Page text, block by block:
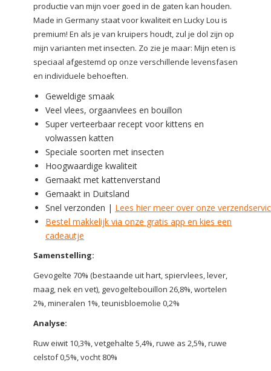
productie van mijn voer goed in de gaten kan houden.
Made in Germany staat voor kwaliteit en Lucky Lou is
premium! En als je van kruipers houdt, zul je dol zijn op
mijn varianten met insecten. Zo zie je maar: Mijn eten is
speciaal afgestemd op onze verschillende levensfasen
en individuele behoeften.
Geweldige smaak
Veel vlees, orgaanvlees en bouillon
Super verteerbaar recept voor kittens en
volwassen katten
Speciale soorten met insecten
Hoogwaardige kwaliteit
Gemaakt met kattenverstand
Gemaakt in Duitsland
Snel verzonden | Lees hier meer over onze
Bestel makkelijk via onze gratis app en kies een
cadeautje
Samenstelling:
Gevogelte 70% (bestaande uit hart, spiervlees, lever,
maag, nek en vet), gevogeltebouillon 26,8%, wortelen
2%, mineralen 1%, teunisbloemolie 0,2%
Analyse:
Ruw eiwit 10,3%, vetgehalte 5,4%, ruwe as 2,5%, ruwe
celstof 0,5%, vocht 80%